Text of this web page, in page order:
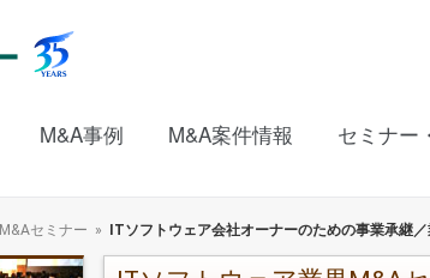
M&A事例 M&A案件情報 セミナー
M&Aセミナー ITソフトウェア会社オーナーのための事業承継